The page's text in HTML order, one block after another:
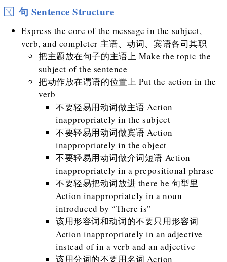
句 Sentence Structure
Express the core of the message in the subject,
verb, and completer 主语、动词、宾语各司其职
把主题放在句子的主语上 Make the topic the
subject of the sentence
把动作放在谓语的位置上 Put the action in the
verb
不要轻易用动词做主语 Action
inappropriately in the subject
不要轻易用动词做宾语 Action
inappropriately in the object
不要轻易用动词做介词短语 Action
inappropriately in a prepositional phrase
不要轻易把动词放进 there be 句型里
Action inappropriately in a noun
introduced by “There is”
该用形容词和动词的不要只用形容词
Action inappropriately in an adjective
instead of in a verb and an adjective
该用分词的不要用名词 Action